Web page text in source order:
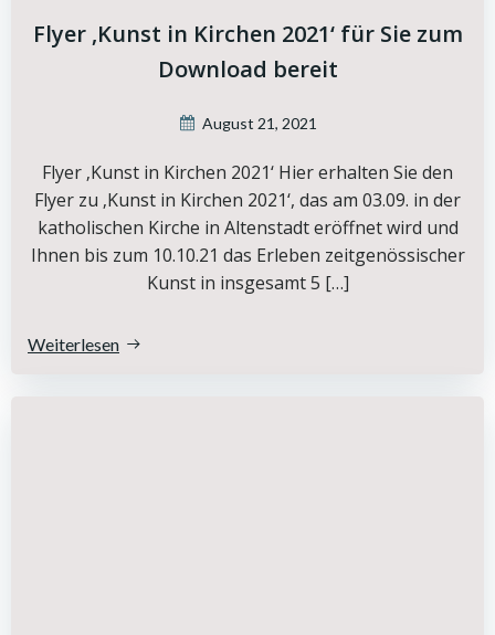
Flyer ‚Kunst in Kirchen 2021‘ für Sie zum
Download bereit
August 21, 2021
Flyer ‚Kunst in Kirchen 2021‘ Hier erhalten Sie den
Flyer zu ‚Kunst in Kirchen 2021‘, das am 03.09. in der
katholischen Kirche in Altenstadt eröffnet wird und
Ihnen bis zum 10.10.21 das Erleben zeitgenössischer
Kunst in insgesamt 5 […]
Weiterlesen